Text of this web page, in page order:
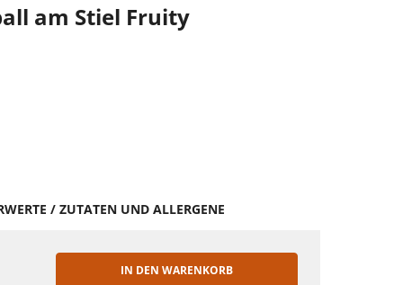
am Stiel Fruity
/ ZUTATEN UND ALLERGENE
IN DEN WARENKORB